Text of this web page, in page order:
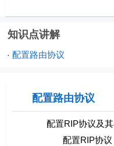
知识点讲解
· 配置路由协议
配置路由协议
配置RIP协议及其
配置RIP协议